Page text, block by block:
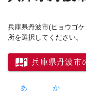
兵庫県丹波市(ヒョウゴ
所を選択してください。
兵庫県丹波市
あ か